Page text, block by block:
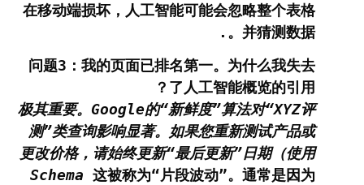
在移动端损坏，人工智能可能会忽略整个表格
并猜测数据。.
问题3：我的页面已排名第一。为什么我失去
了人工智能概览的引用？
极其重要。Google的“新鲜度”算法对“XYZ评
测”类查询影响显著。如果您重新测试产品或
更改价格，请始终更新“最后更新”日期（使用
Schema 这被称为“片段波动”。通常是因为